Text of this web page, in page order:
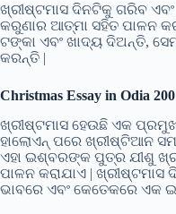
ଖ୍ରୀଷ୍ଟମାସ ଦିନଟିକୁ ଗରିବ
କରୁଣାର ଆତ୍ମା ​​ସହିତ ପାଳନ
ଟଙ୍କା ଏବଂ ଖାଦ୍ୟ ଦିଅନ୍ତି,
କରନ୍ତି |
Christmas Essay in Odia
ଖ୍ରୀଷ୍ଟମାସ ହେଉଛି ଏକ ପ୍ରମୁଖ
ହାଲୋଏନ୍ ପରେ ଖ୍ରୀଷ୍ଟିଆନ
ଏହା ଇଶ୍ବରଙ୍କ ପୁତ୍ର ଯୀଶୁ
ପାଳନ କରାଯାଏ |
ଭାବରେ ଏବଂ କେତେକରେ ଏକ